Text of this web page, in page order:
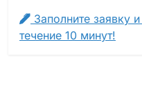
Заполните заявку
течение 10 минут!